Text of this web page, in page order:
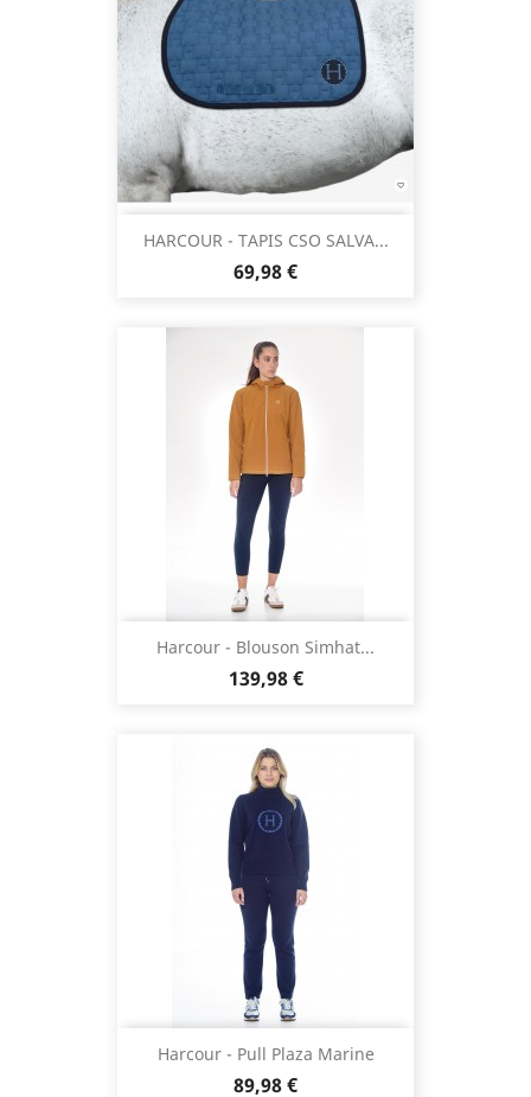
HARCOUR - TAPIS CSO SALVA...
Prix
69,98 €
Harcour - Blouson Simhat...
Prix
139,98 €
Harcour - Pull Plaza Marine
Prix
89,98 €